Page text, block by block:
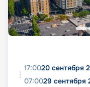
17:0020 сентября
07:0029 сентября